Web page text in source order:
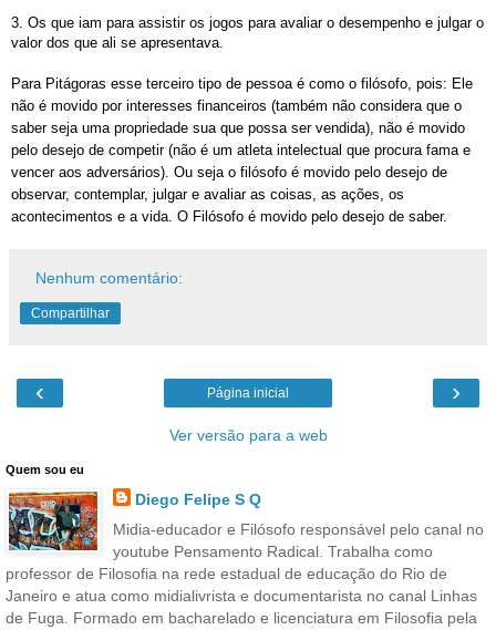
3. Os que iam para assistir os jogos para avaliar o desempenho e julgar o
valor dos que ali se apresentava.
Para Pitágoras esse terceiro tipo de pessoa é como o filósofo, pois: Ele
não é movido por interesses financeiros (também não considera que o
saber seja uma propriedade sua que possa ser vendida), não é movido
pelo desejo de competir (não é um atleta intelectual que procura fama e
vencer aos adversários). Ou seja o filósofo é movido pelo desejo de
observar, contemplar, julgar e avaliar as coisas, as ações, os
acontecimentos e a vida. O Filósofo é movido pelo desejo de saber.
Nenhum comentário:
Compartilhar
‹ ›
Página inicial
Ver versão para a web
Quem sou eu
Diego Felipe S Q
Midia-educador e Filósofo responsável pelo canal no
youtube Pensamento Radical. Trabalha como
professor de Filosofia na rede estadual de educação do Rio de
Janeiro e atua como midialivrista e documentarista no canal Linhas
de Fuga. Formado em bacharelado e licenciatura em Filosofia pela